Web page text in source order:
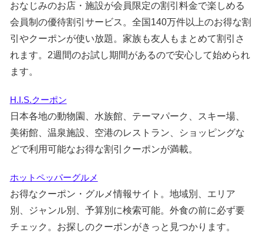
おなじみのお店・施設が会員限定の割引料金で楽しめる
会員制の優待割引サービス。全国140万件以上のお得な割
引やクーポンが使い放題。家族も友人もまとめて割引さ
れます。2週間のお試し期間があるので安心して始められ
ます。
H.I.S.クーポン
日本各地の動物園、水族館、テーマパーク、スキー場、
美術館、温泉施設、空港のレストラン、ショッピングな
どで利用可能なお得な割引クーポンが満載。
ホットペッパーグルメ
お得なクーポン・グルメ情報サイト。地域別、エリア
別、ジャンル別、予算別に検索可能。外食の前に必ず要
チェック。お探しのクーポンがきっと見つかります。